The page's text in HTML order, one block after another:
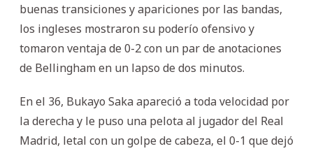
buenas transiciones y apariciones por las bandas,
los ingleses mostraron su poderío ofensivo y
tomaron ventaja de 0-2 con un par de anotaciones
de Bellingham en un lapso de dos minutos.
En el 36, Bukayo Saka apareció a toda velocidad por
la derecha y le puso una pelota al jugador del Real
Madrid, letal con un golpe de cabeza, el 0-1 que dejó